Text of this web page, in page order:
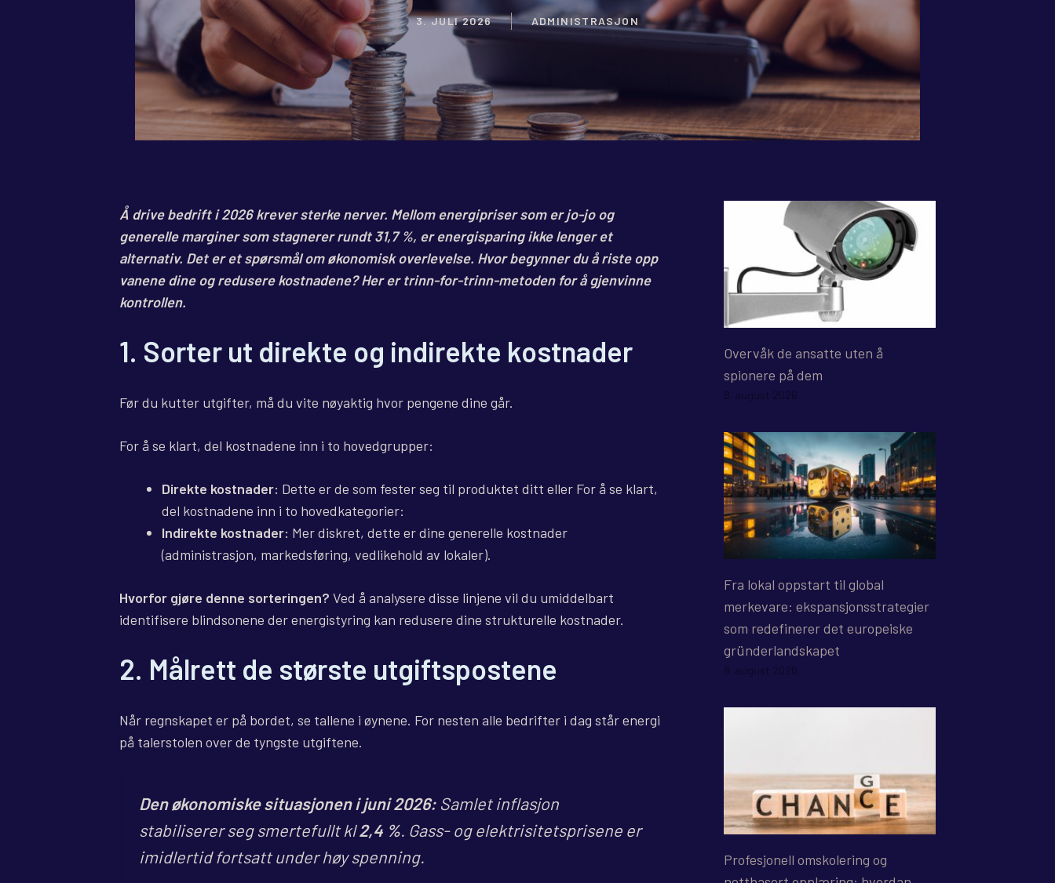
3. JULI 2026 ADMINISTRASJON
Å drive bedrift i 2026 krever sterke nerver. Mellom energipriser som er jo-jo og
generelle marginer som stagnerer rundt 31,7 %, er energisparing ikke lenger et
alternativ. Det er et spørsmål om økonomisk overlevelse. Hvor begynner du å riste opp
vanene dine og redusere kostnadene? Her er trinn-for-trinn-metoden for å gjenvinne
kontrollen.
1. Sorter ut direkte og indirekte kostnader
Før du kutter utgifter, må du vite nøyaktig hvor pengene dine går.
For å se klart, del kostnadene inn i to hovedgrupper:
Direkte kostnader: Dette er de som fester seg til produktet ditt eller For å se klart,
del kostnadene inn i to hovedkategorier:
Indirekte kostnader: Mer diskret, dette er dine generelle kostnader
(administrasjon, markedsføring, vedlikehold av lokaler).
Hvorfor gjøre denne sorteringen? Ved å analysere disse linjene vil du umiddelbart
identifisere blindsonene der energistyring kan redusere dine strukturelle kostnader.
2. Målrett de største utgiftspostene
Når regnskapet er på bordet, se tallene i øynene. For nesten alle bedrifter i dag står energi
på talerstolen over de tyngste utgiftene.
Den økonomiske situasjonen i juni 2026: Samlet inflasjon
stabiliserer seg smertefullt kl2,4 %. Gass- og elektrisitetsprisene er
imidlertid fortsatt under høy spenning.
Overvåk de ansatte uten å
spionere på dem
8. august 2026
Fra lokal oppstart til global
merkevare: ekspansjonsstrategier
som redefinerer det europeiske
gründerlandskapet
8. august 2026
Profesjonell omskolering og